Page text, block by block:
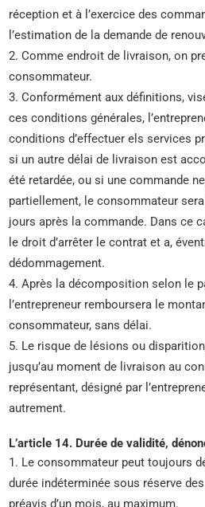
réception et à l’exercice des
l’estimation de la demande de
2. Comme endroit de livraison, on
consommateur.
3. Conformément aux définitions,
ces conditions générales,
conditions d’effectuer els services
si un autre délai de livraison est
été retardée, ou si une commande
partiellement, le consommateur
jours après la commande. Dans ce
le droit d’arrêter le contrat et a,
dédommagement.
4. Après la décomposition selon le
l’entrepreneur remboursera le
consommateur, sans délai.
5. Le risque de lésions ou
jusqu’au moment de livraison au
représentant, désigné par
autrement.
L’article 14. Durée de validité,
1. Le consommateur peut toujours
durée indéterminée sous réserve
préavis d’un mois, au maximum.